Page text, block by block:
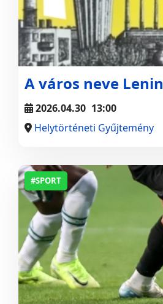
A város neve Lenin
2026.04.30 13:00
Helytörténeti Gyűjtemény
#SPORT